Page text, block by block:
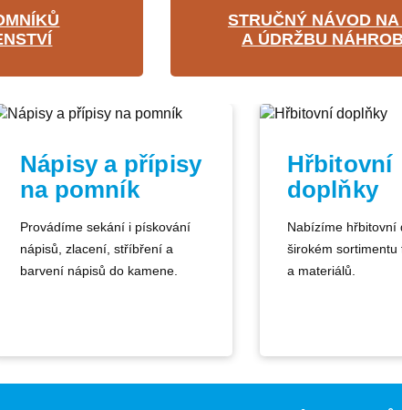
STRUČNÝ NÁVOD NA
A ÚDRŽBU
Nápisy a přípisy
na pomník
Provádíme sekání i pískování
nápisů, zlacení, stříbření a
barvení nápisů do kamene.
Hřbitovní
doplňky
Nabízíme hřbitovní
širokém sortimentu
a materiálů.